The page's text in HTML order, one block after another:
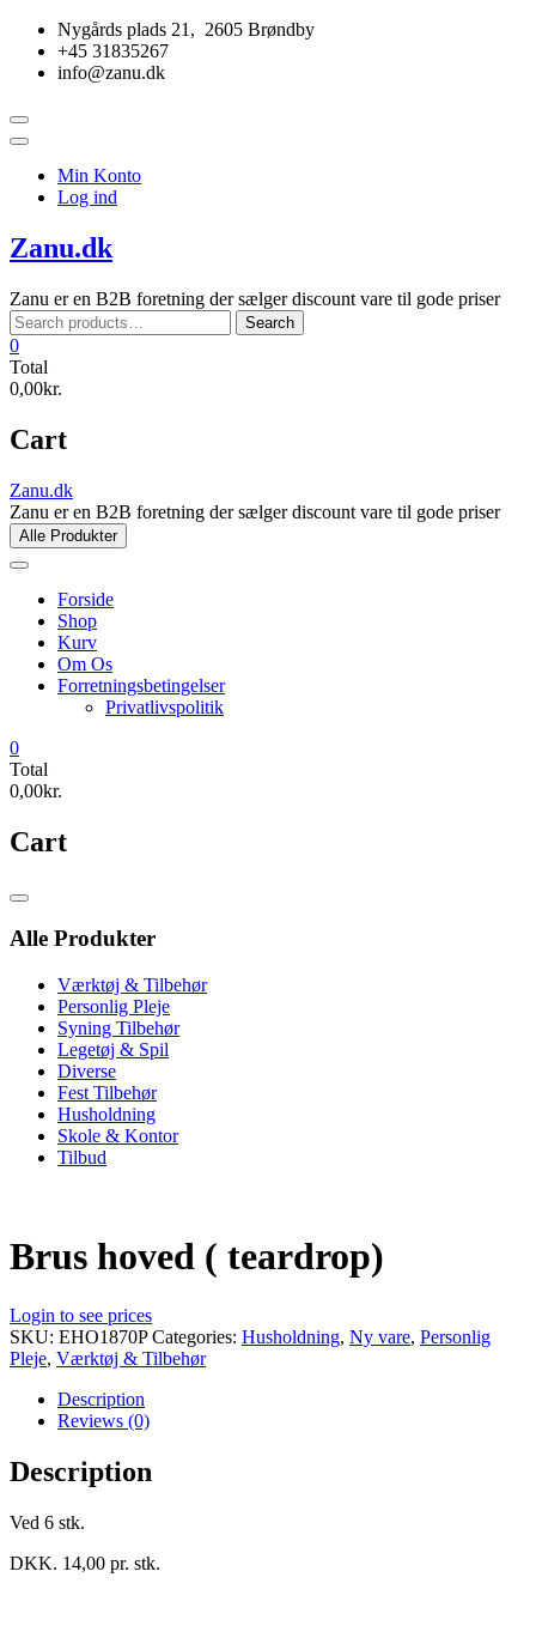
Skip
content
Nygårds plads 21, 2605 Brøndby
+45 31835267
info@zanu.dk
Topbar
Menu
Min Konto
Log ind
Zanu.dk
Zanu er en B2B foretning der sælger discount vare til gode priser
Search
for:
Search
0
Total
0,00kr.
Cart
Zanu.dk
Zanu er en B2B foretning der sælger discount vare til gode priser
Alle Produkter
Forside
Shop
Kurv
Om Os
Forretningsbetingelser
Privatlivspolitik
0
Total
0,00kr.
Cart
Catalog
Alle Produkter
Værktøj & Tilbehør
Personlig Pleje
Syning Tilbehør
Legetøj & Spil
Diverse
Fest Tilbehør
Husholdning
Skole & Kontor
Tilbud
Brus hoved ( teardrop)
Login to see prices
SKU: EHO1870P Categories: Husholdning, Ny vare, Personlig
Pleje, Værktøj & Tilbehør
Description
Reviews (0)
Description
Ved 6 stk.
DKK. 14,00 pr. stk.